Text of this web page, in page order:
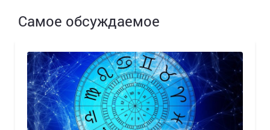
Самое обсуждаемое